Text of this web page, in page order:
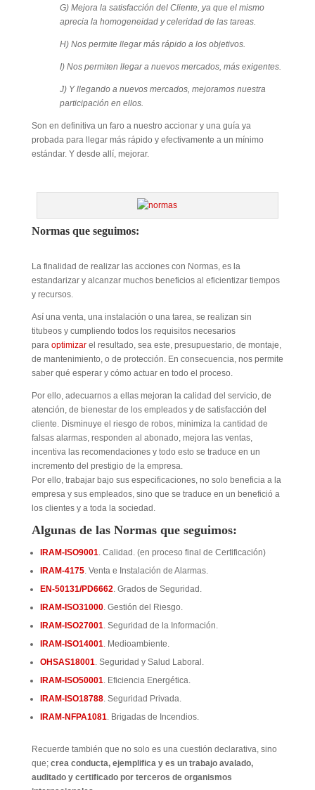
G) Mejora la satisfacción del Cliente, ya que el mismo
aprecia la homogeneidad y celeridad de las tareas.
H) Nos permite llegar más rápido a los objetivos.
I) Nos permiten llegar a nuevos mercados, más exigentes.
J) Y llegando a nuevos mercados, mejoramos nuestra
participación en ellos.
Son en definitiva un faro a nuestro accionar y una guía ya
probada para llegar más rápido y efectivamente a un mínimo
estándar. Y desde allí, mejorar.
Normas que seguimos:
La finalidad de realizar las acciones con Normas, es la
estandarizar y alcanzar muchos beneficios al eficientizar tiempos
y recursos.
Así una venta, una instalación o una tarea, se realizan sin
titubeos y cumpliendo todos los requisitos necesarios
para optimizar el resultado, sea este, presupuestario, de montaje,
de mantenimiento, o de protección. En consecuencia, nos permite
saber qué esperar y cómo actuar en todo el proceso.
Por ello, adecuarnos a ellas mejoran la calidad del servicio, de
atención, de bienestar de los empleados y de satisfacción del
cliente. Disminuye el riesgo de robos, minimiza la cantidad de
falsas alarmas, responden al abonado, mejora las ventas,
incentiva las recomendaciones y todo esto se traduce en un
incremento del prestigio de la empresa.
Por ello, trabajar bajo sus especificaciones, no solo beneficia a la
empresa y sus empleados, sino que se traduce en un benefició a
los clientes y a toda la sociedad.
Algunas de las Normas que seguimos:
IRAM-ISO9001. Calidad. (en proceso final de Certificación)
IRAM-4175. Venta e Instalación de Alarmas.
EN-50131/PD6662. Grados de Seguridad.
IRAM-ISO31000. Gestión del Riesgo.
IRAM-ISO27001. Seguridad de la Información.
IRAM-ISO14001. Medioambiente.
OHSAS18001. Seguridad y Salud Laboral.
IRAM-ISO50001. Eficiencia Energética.
IRAM-ISO18788. Seguridad Privada.
IRAM-NFPA1081. Brigadas de Incendios.
Recuerde también que no solo es una cuestión declarativa, sino
que; crea conducta, ejemplifica y es un trabajo avalado,
auditado y certificado por terceros de organismos